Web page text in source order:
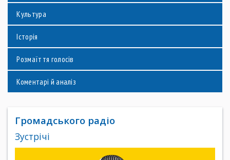
Культура
Історія
Розмаїття голосів
Коментарі й аналіз
Громадського радіо
Зустрічі